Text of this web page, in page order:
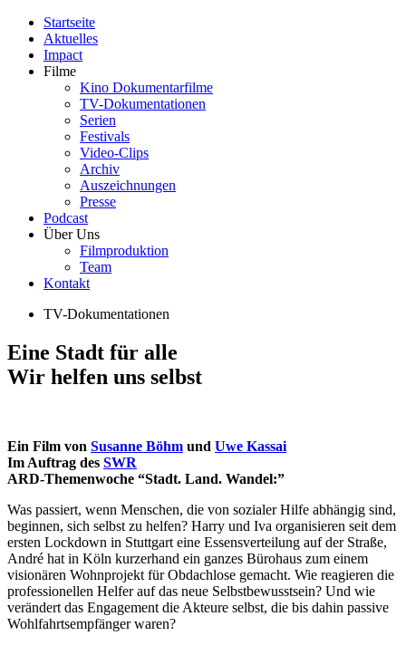
Startseite
Aktuelles
Impact
Filme
Kino Dokumentarfilme
TV-Dokumentationen
Serien
Festivals
Video-Clips
Archiv
Auszeichnungen
Presse
Podcast
Über Uns
Filmproduktion
Team
Kontakt
TV-Dokumentationen
Eine Stadt für alle
Wir helfen uns selbst
Ein Film von Susanne Böhm und Uwe Kassai
Im Auftrag des SWR
ARD-Themenwoche “Stadt. Land. Wandel:”
Was passiert, wenn Menschen, die von sozialer Hilfe abhängig sind,
beginnen, sich selbst zu helfen? Harry und Iva organisieren seit dem
ersten Lockdown in Stuttgart eine Essensverteilung auf der Straße,
André hat in Köln kurzerhand ein ganzes Bürohaus zum einem
visionären Wohnprojekt für Obdachlose gemacht. Wie reagieren die
professionellen Helfer auf das neue Selbstbewusstsein? Und wie
verändert das Engagement die Akteure selbst, die bis dahin passive
Wohlfahrtsempfänger waren?